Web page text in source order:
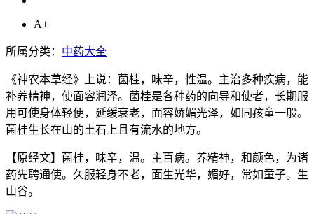
A+
所属分类： 中药大全
《神农本草经》上说：菌桂，味辛，性温。主治多种疾病，能
补养精神，使面容润泽。菌桂是各种药的向导和使者，长期服
用可使身体轻便，延缓衰老，面容娇媚光泽，如同孩童一般。
菌桂生长在山的土石上且有流水的地方。
【原经文】菌桂，味辛，温。主百病。养精神，和颜色，为诸
药先聘通使。久服轻身不老，面生光华，媚好，常如童子。生
山谷。